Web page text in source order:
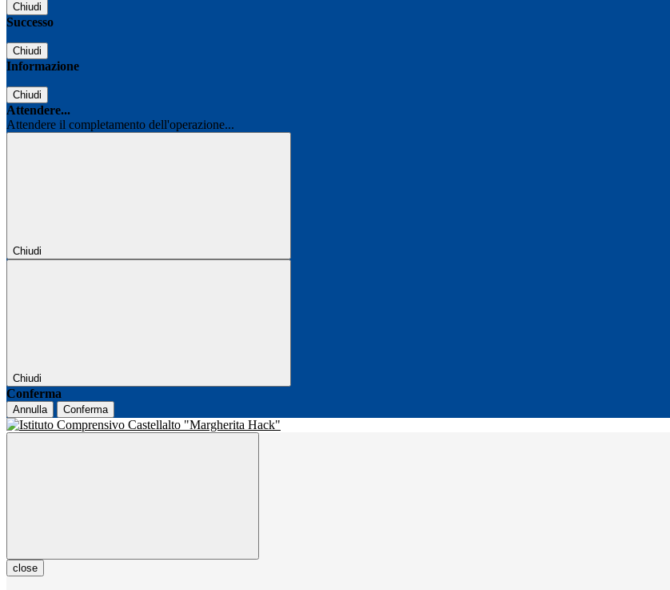
Chiudi
Successo
Chiudi
Informazione
Chiudi
Attendere...
Attendere il completamento dell'operazione...
Chiudi
Chiudi
Conferma
Annulla Conferma
close